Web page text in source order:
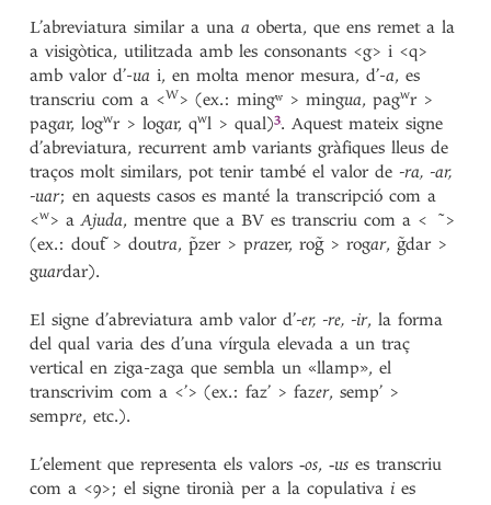
L’abreviatura similar a unaa oberta, que ens remet a la
a visigòtica, utilitzada amb les consonants <g> i <q>
amb valor d’-ua i, en molta menor mesura, d’-a, es
transcriu com a <W> (ex.: mingʷ > mingua, pagwr >
pagar, logwr > logar, qwl >qual)3. Aquest mateix signe
d’abreviatura, recurrent amb variants gràfiques lleus de
traços molt similars, pot tenir també el valor de -ra, -ar,
-uar; en aquests casos es manté la transcripció com a
<w> aAjuda, mentre que a BV es transcriu com a < ̃ >
(ex.: dout͂> doutra,p̃zer > prazer, rog̃> rogar, g̃dar >
guardar).
El signe d’abreviatura amb valor d’-er, -re, -ir, la forma
del qual varia des d’una vírgula elevada a un traç
vertical en ziga-zaga que sembla un «llamp», el
transcrivim com a <’> (ex.: faz’ > fazer, semp’ >
sempre, etc.).
L’element que representa els valors ‑os, ‑us es transcriu
com a <ꝯ>; el signe tironià per a la copulativa i es